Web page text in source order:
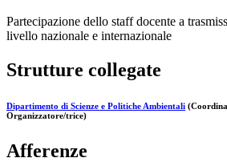
Partecipazione dello staff docente a
livello nazionale e internazionale
Strutture collegate
Dipartimento di Scienze e Politiche Ambientali
Organizzatore/trice)
Afferenze